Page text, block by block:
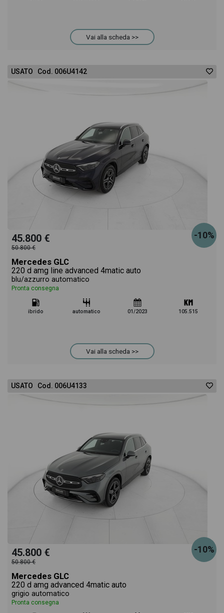
permetterà di valutare al meglio l'eventuale
listino prezzi, eventuale offerta e rata consigliata
per l'acquisto del veicolo.
Vai alla scheda >>
USATO Cod. 006U4142
-10%
45.800 €
50.800 €
Mercedes GLC
220 d amg line advanced 4matic auto
blu/azzurro automatico
Pronta consegna
ibrido automatico 01/2023 105.515
Vai alla scheda >>
USATO Cod. 006U4133
-10%
45.800 €
50.800 €
Mercedes GLC
220 d amg advanced 4matic auto
grigio automatico
Pronta consegna